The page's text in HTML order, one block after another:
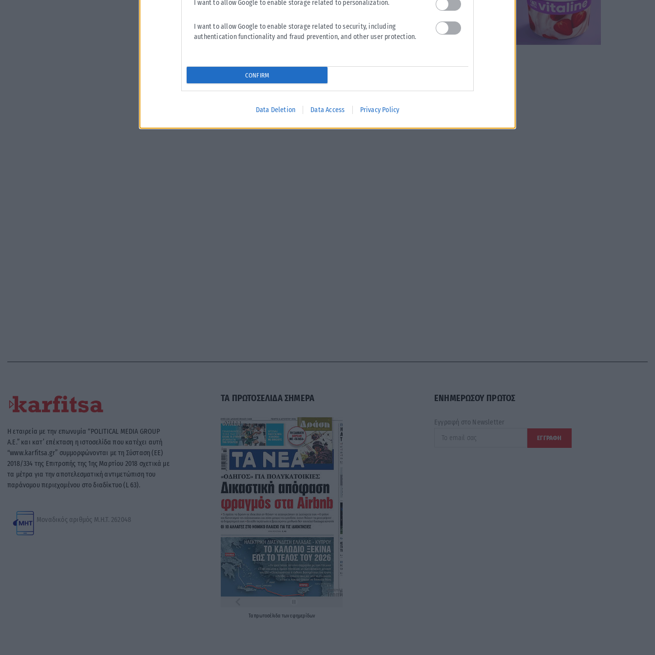
I want to allow Google to enable storage related to personalization.
I want to allow Google to enable storage related to security, including
authentication functionality and fraud prevention, and other user protection.
CONFIRM
Data Deletion Data Access Privacy Policy
Η εταιρεία με την επωνυμία “POLITICAL MEDIA GROUP
A.E.” και κατ’ επέκταση η ιστοσελίδα που κατέχει αυτή
“www.karfitsa.gr” συμμορφώνονται με τη Σύσταση (ΕΕ)
2018/334 της Επιτροπής της 1ης Μαρτίου 2018 σχετικά με
τα μέτρα για την αποτελεσματική αντιμετώπιση του
παράνομου περιεχομένου στο διαδίκτυο (L 63).
Μοναδικός αριθμός Μ.Η.Τ. 262048
ΤΑ ΠΡΩΤΟΣΕΛΙΔΑ ΣΗΜΕΡΑ
Ταπρωτοσέλιδα τωνεφημερίδων
ΕΝΗΜΕΡΩΣΟΥ ΠΡΩΤΟΣ
Εγγραφή στο Newsletter